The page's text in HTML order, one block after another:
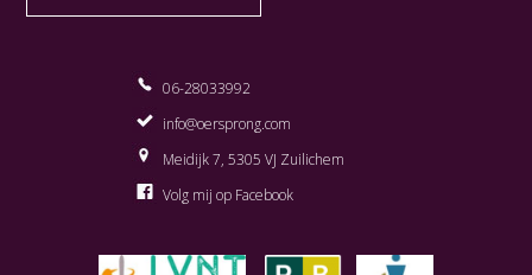
06-28033992
info@oersprong.com
Meidijk 7, 5305 VJ Zuilichem
Volg mij op Facebook